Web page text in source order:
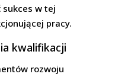
sukces w tej
pracy.
kwalifikacji
rozwoju